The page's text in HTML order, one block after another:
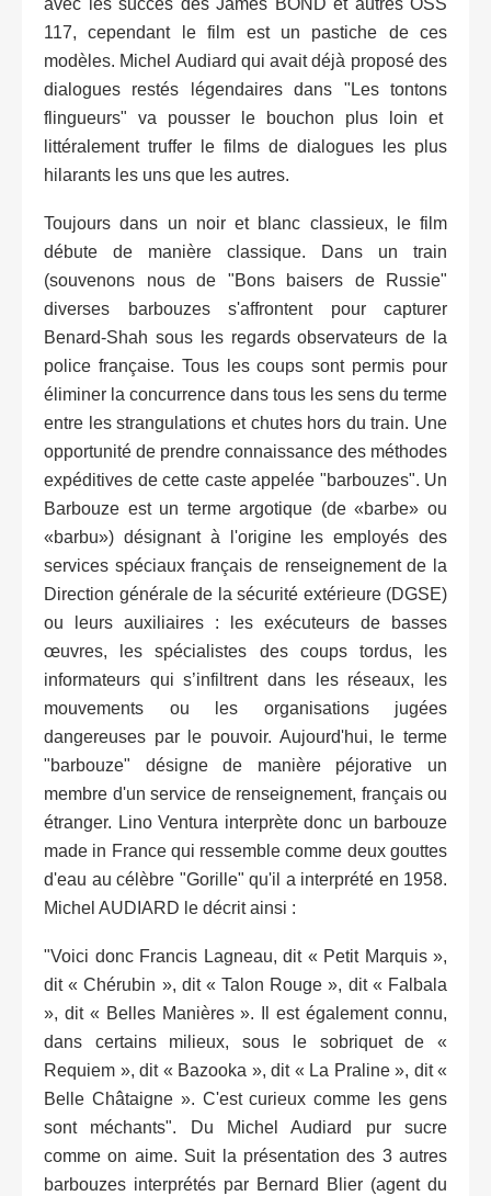
avec les succès des James BOND et autres OSS
117, cependant le film est un pastiche de ces
modèles. Michel Audiard qui avait déjà proposé des
dialogues restés légendaires dans "Les tontons
flingueurs" va pousser le bouchon plus loin et
littéralement truffer le films de dialogues les plus
hilarants les uns que les autres.
Toujours dans un noir et blanc classieux, le film
débute de manière classique. Dans un train
(souvenons nous de "Bons baisers de Russie"
diverses barbouzes s'affrontent pour capturer
Benard-Shah sous les regards observateurs de la
police française. Tous les coups sont permis pour
éliminer la concurrence dans tous les sens du terme
entre les strangulations et chutes hors du train. Une
opportunité de prendre connaissance des méthodes
expéditives de cette caste appelée "barbouzes". Un
Barbouze est un terme argotique (de «barbe» ou
«barbu») désignant à l'origine les employés des
services spéciaux français de renseignement de la
Direction générale de la sécurité extérieure (DGSE)
ou leurs auxiliaires : les exécuteurs de basses
œuvres, les spécialistes des coups tordus, les
informateurs qui s’infiltrent dans les réseaux, les
mouvements ou les organisations jugées
dangereuses par le pouvoir. Aujourd'hui, le terme
"barbouze" désigne de manière péjorative un
membre d'un service de renseignement, français ou
étranger. Lino Ventura interprète donc un barbouze
made in France qui ressemble comme deux gouttes
d'eau au célèbre "Gorille" qu'il a interprété en 1958.
Michel AUDIARD le décrit ainsi :
"Voici donc Francis Lagneau, dit « Petit Marquis »,
dit « Chérubin », dit « Talon Rouge », dit « Falbala
», dit « Belles Manières ». Il est également connu,
dans certains milieux, sous le sobriquet de «
Requiem », dit « Bazooka », dit « La Praline », dit «
Belle Châtaigne ». C'est curieux comme les gens
sont méchants". Du Michel Audiard pur sucre
comme on aime. Suit la présentation des 3 autres
barbouzes interprétés par Bernard Blier (agent du